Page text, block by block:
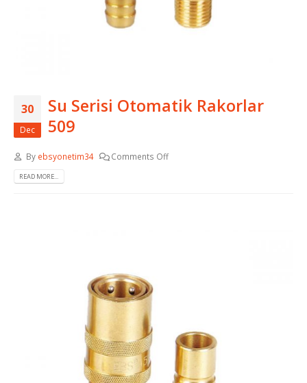
30
Dec
Su Serisi Otomatik Rakorlar
509
By ebsyonetim34 Comments Off
READ MORE...